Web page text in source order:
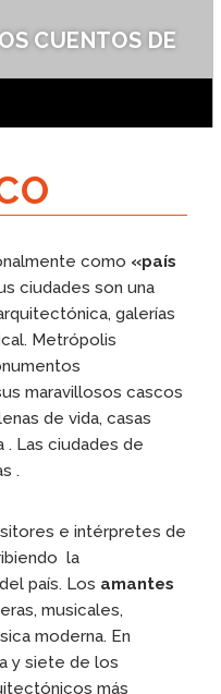
CUENTOS DE
como «país
ciudades son una
galerías
Metrópolis
maravillosos cascos
de vida, casas
. Las ciudades de
.
e intérpretes de
la
país. Los amantes
musicales,
moderna. En
y siete de los
más